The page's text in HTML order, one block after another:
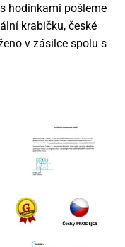
hodinkami pošleme
krabičku, české
v zásilce spolu s